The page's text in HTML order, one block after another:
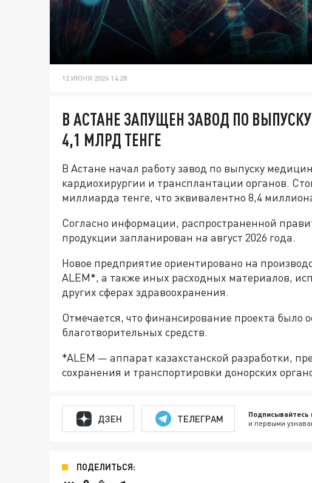
12 ИЮНЯ 2026 14:28
В АСТАНЕ ЗАПУЩЕН ЗАВОД ПО
4,1 МЛРД ТЕНГЕ
В Астане начал работу завод по выпуску
кардиохирургии и трансплантации органов.
миллиарда тенге, что эквивалентно 8,4
Согласно информации, распространенной
продукции запланирован на август 2026 года.
Новое предприятие ориентировано на
ALEM*, а также иных расходных материалов,
других сферах здравоохранения.
Отмечается, что финансирование проекта было
благотворительных средств.
*ALEM — аппарат казахстанской разработки,
сохранения и транспортировки донорских
ДЗЕН ТЕЛЕГРАМ Подписывайтесь
и первыми
ПОДЕЛИТЬСЯ: